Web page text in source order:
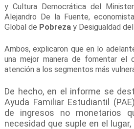
y Cultura Democrática del
Alejandro De la Fuente,
Global de Pobrezay Desigualdad
Ambos, explicaron que en lo
una mejor manera de fomentar el
atención a los segmentos más
De hecho, en el informe se
Ayuda Familiar Estudiantil
de ingresos no monetarios
necesidad que suple en el